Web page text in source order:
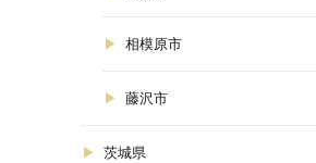
相模原市
藤沢市
茨城県